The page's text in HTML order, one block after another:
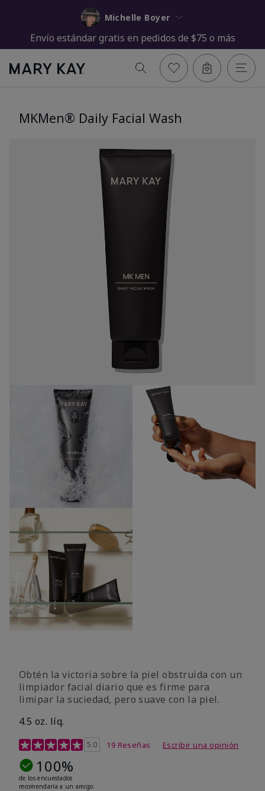
Michelle Boyer
Envío estándar gratis en pedidos de $75 o más
MKMen® Daily Facial Wash
Obtén la victoria sobre la piel obstruida con un
limpiador facial diario que es firme para
limipar la suciedad, pero suave con la piel.
4.5 oz. líq.
Calificación de clientes de 5 de 5
5.0 19 Reseñas Escribir una opinión
100%
de los encuestados
recomendaría a un amigo.